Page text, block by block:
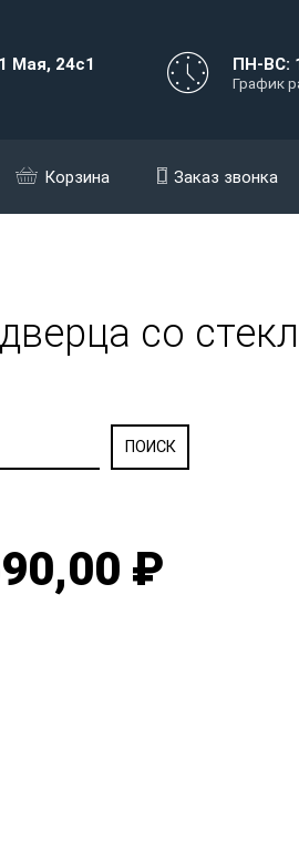
Мая, 24с1 ПН-ВС:
График
Корзина Заказ звонка
со
₽